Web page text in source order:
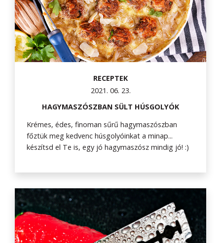
RECEPTEK
2021. 06. 23.
HAGYMASZÓSZBAN SÜLT HÚSGOLYÓK
Krémes, édes, finoman sűrű hagymaszószban
főztük meg kedvenc húsgolyóinkat a minap...
készítsd el Te is, egy jó hagymaszósz mindig jó! :)